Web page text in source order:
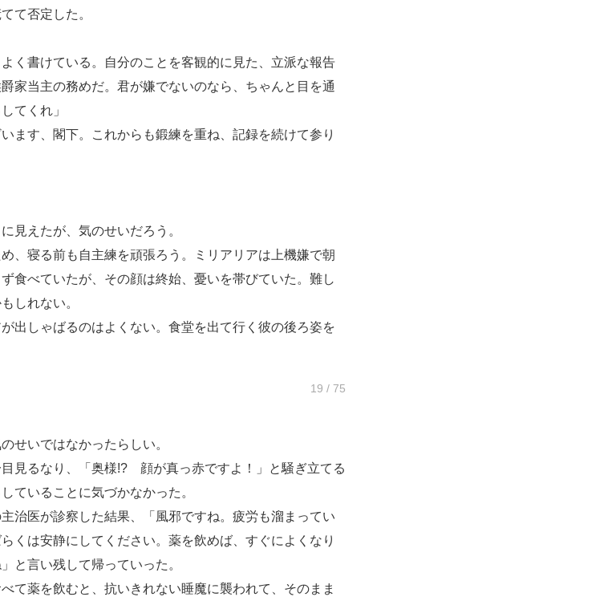
て否定した。
く書けている。自分のことを客観的に見た、立派な報告
当主の務めだ。君が嫌でないのなら、ちゃんと目を通
てくれ」
ます、閣下。これからも鍛練を重ね、記録を続けて参り
見えたが、気のせいだろう。
、寝る前も自主練を頑張ろう。ミリアリアは上機嫌で朝
食べていたが、その顔は終始、憂いを帯びていた。難し
しれない。
出しゃばるのはよくない。食堂を出て行く彼の後ろ姿を
19 / 75
せいではなかったらしい。
見るなり、「奥様!? 顔が真っ赤ですよ！」と騒ぎ立てる
ていることに気づかなかった。
治医が診察した結果、「風邪ですね。疲労も溜まってい
くは安静にしてください。薬を飲めば、すぐによくなり
と言い残して帰っていった。
て薬を飲むと、抗いきれない睡魔に襲われて、そのまま